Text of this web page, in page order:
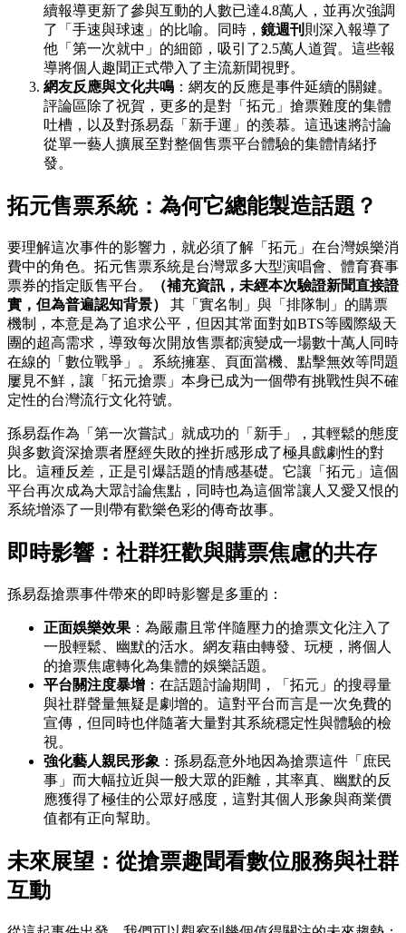
續報導更新了參與互動的人數已達4.8萬人，並再次強調
了「手速與球速」的比喻。同時， 鏡週刊 則深入報導了
他「第一次就中」的細節，吸引了2.5萬人道賀。這些報
導將個人趣聞正式帶入了主流新聞視野。
網友反應與文化共鳴 ：網友的反應是事件延續的關鍵。
評論區除了祝賀，更多的是對「拓元」搶票難度的集體
吐槽，以及對孫易磊「新手運」的羨慕。這迅速將討論
從單一藝人擴展至對整個售票平台體驗的集體情緒抒
發。
拓元售票系統：為何它總能製造話題？
要理解這次事件的影響力，就必須了解「拓元」在台灣娛樂消
費中的角色。拓元售票系統是台灣眾多大型演唱會、體育賽事
票券的指定販售平台。
（補充資訊，未經本次驗證新聞直接證
實，但為普遍認知背景）
其「實名制」與「排隊制」的購票
機制，本意是為了追求公平，但因其常面對如BTS等國際級天
團的超高需求，導致每次開放售票都演變成一場數十萬人同時
在線的「數位戰爭」。系統擁塞、頁面當機、點擊無效等問題
屢見不鮮，讓「拓元搶票」本身已成为一個帶有挑戰性與不確
定性的台灣流行文化符號。
孫易磊作為「第一次嘗試」就成功的「新手」，其輕鬆的態度
與多數資深搶票者歷經失敗的挫折感形成了極具戲劇性的對
比。這種反差，正是引爆話題的情感基礎。它讓「拓元」這個
平台再次成為大眾討論焦點，同時也為這個常讓人又愛又恨的
系統增添了一則帶有歡樂色彩的傳奇故事。
即時影響：社群狂歡與購票焦慮的共存
孫易磊搶票事件帶來的即時影響是多重的：
正面娛樂效果 ：為嚴肅且常伴隨壓力的搶票文化注入了
一股輕鬆、幽默的活水。網友藉由轉發、玩梗，將個人
的搶票焦慮轉化為集體的娛樂話題。
平台關注度暴增 ：在話題討論期間，「拓元」的搜尋量
與社群聲量無疑是劇增的。這對平台而言是一次免費的
宣傳，但同時也伴隨著大量對其系統穩定性與體驗的檢
視。
強化藝人親民形象 ：孫易磊意外地因為搶票這件「庶民
事」而大幅拉近與一般大眾的距離，其率真、幽默的反
應獲得了極佳的公眾好感度，這對其個人形象與商業價
值都有正向幫助。
未來展望：從搶票趣聞看數位服務與社群
互動